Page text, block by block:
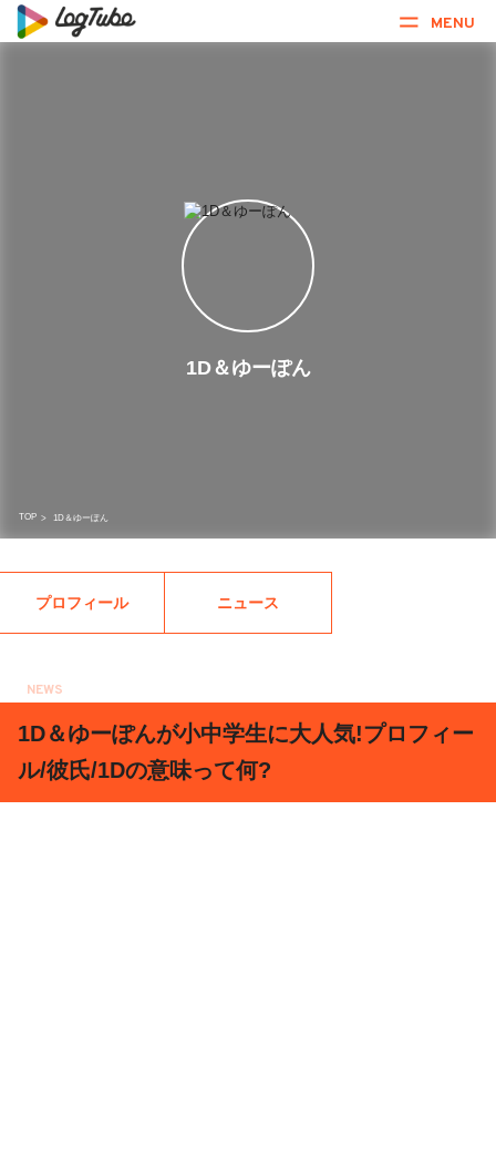
MENU
1D＆ゆーぽん
TOP > 1D＆ゆーぽん
プロフィール ニュース
NEWS
1D＆ゆーぽんが小中学生に大人気!プロフィー
ル/彼氏/1Dの意味って何?